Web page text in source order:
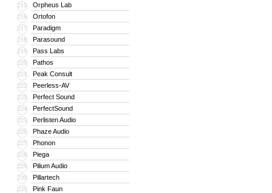
215 Orpheus Lab
216 Ortofon
217 Paradigm
218 Parasound
219 Pass Labs
220 Pathos
221 Peak Consult
222 Peerless-AV
223 Perfect Sound
224 PerfectSound
225 Perlisten Audio
226 Phaze Audio
227 Phonon
228 Piega
229 Pilium Audio
230 Pillartech
231 Pink Faun